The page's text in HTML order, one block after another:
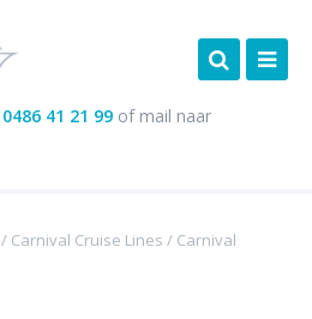
0486 41 21 99 of mail naar
/ Carnival Cruise Lines / Carnival